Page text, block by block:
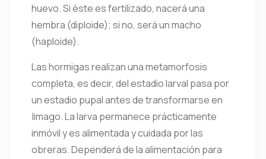
huevo. Si éste es fertilizado, nacerá una
hembra (diploide); si no, será un macho
(haploide).
Las hormigas realizan una metamorfosis
completa, es decir, del estadio larval pasa por
un estadio pupal antes de transformarse en
|imago. La larva permanece prácticamente
inmóvil y es alimentada y cuidada por las
obreras. Dependerá de la alimentación para